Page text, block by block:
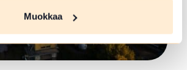
Muokkaa